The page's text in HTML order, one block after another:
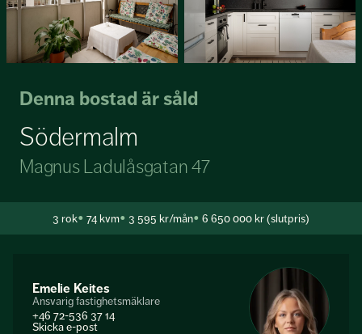
Denna bostad är såld
Magnus Ladulåsgatan 47
Södermalm
3 rok 74 kvm 3 595 kr/mån 6 650 000 kr (slutpris)
Emelie Keites
Ansvarig fastighetsmäklare
+46 72-536 37 14
Skicka e-post